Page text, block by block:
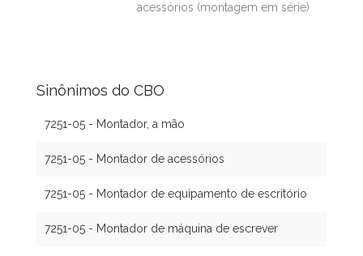
acessórios (montagem em série)
Sinônimos do CBO
7251-05 - Montador, a mão
7251-05 - Montador de acessórios
7251-05 - Montador de equipamento de escritório
7251-05 - Montador de máquina de escrever